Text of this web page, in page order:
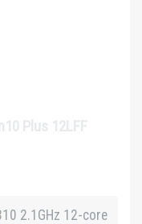
2.1GHz 12-core